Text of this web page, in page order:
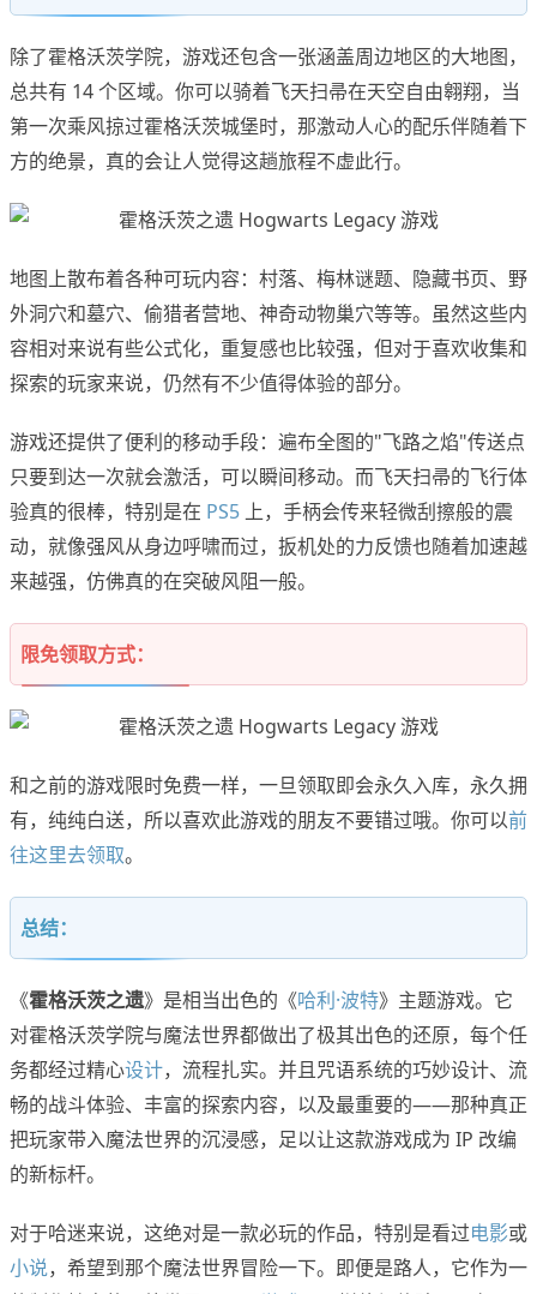
除了霍格沃茨学院，游戏还包含一张涵盖周边地区的大地图，
总共有 14 个区域。你可以骑着飞天扫帚在天空自由翱翔，当
第一次乘风掠过霍格沃茨城堡时，那激动人心的配乐伴随着下
方的绝景，真的会让人觉得这趟旅程不虚此行。
地图上散布着各种可玩内容：村落、梅林谜题、隐藏书页、野
外洞穴和墓穴、偷猎者营地、神奇动物巢穴等等。虽然这些内
容相对来说有些公式化，重复感也比较强，但对于喜欢收集和
探索的玩家来说，仍然有不少值得体验的部分。
游戏还提供了便利的移动手段：遍布全图的"飞路之焰"传送点
只要到达一次就会激活，可以瞬间移动。而飞天扫帚的飞行体
验真的很棒，特别是在 PS5 上，手柄会传来轻微刮擦般的震
动，就像强风从身边呼啸而过，扳机处的力反馈也随着加速越
来越强，仿佛真的在突破风阻一般。
限免领取方式：
和之前的游戏限时免费一样，一旦领取即会永久入库，永久拥
有，纯纯白送，所以喜欢此游戏的朋友不要错过哦。你可以前
往这里去领取。
总结：
《霍格沃茨之遗》是相当出色的《哈利·波特》主题游戏。它
对霍格沃茨学院与魔法世界都做出了极其出色的还原，每个任
务都经过精心设计，流程扎实。并且咒语系统的巧妙设计、流
畅的战斗体验、丰富的探索内容，以及最重要的——那种真正
把玩家带入魔法世界的沉浸感，足以让这款游戏成为 IP 改编
的新标杆。
对于哈迷来说，这绝对是一款必玩的作品，特别是看过电影或
小说，希望到那个魔法世界冒险一下。即便是路人，它作为一